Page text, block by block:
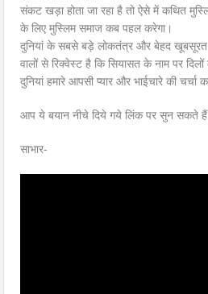
संकट खड़ा होता जा रहा है तो ऐसे में कथित
के लिए मुस्लिम समाज कब पहल करेगा।
दुनियां के सबसे बड़े लोकतंत्र और बेहद खूबसूरत
वालों से रिक्वेस्ट है कि सियासत के नाम पर
दुनियां हमारे आपसी प्यार और भाईचारे की चर्चा
आप ये बयान नीचे दिये गये लिंक पर सुन सकते
साभार-